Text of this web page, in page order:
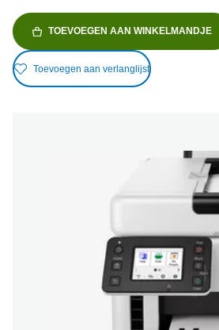
TOEVOEGEN AAN WINKELMANDJE
Toevoegen aan verlanglijst